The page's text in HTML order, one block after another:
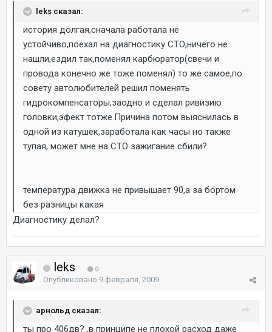
leks сказал:
история долгая,сначала работала не
устойчиво,поехал на диагностику СТО,ничего не
нашли,ездил так,поменял карбюратор(свечи и
провода конечно же тоже поменял) то же самое,по
совету автолюбителей решил поменять
гидрокомпенсаторы,заодно и сделал ривизию
головки,эфект тотже.Причина потом выяснилась в
одной из катушек,заработала как часы но также
тупая, может мне на СТО зажигание сбили?
температура движка не привышает 90,а за бортом
без разницы какая
Диагностику делал?
leks 0
Опубликовано 9 февраля, 2009
арнольд сказал:
ты про 406дв? ,в принципе не плохой расход даже